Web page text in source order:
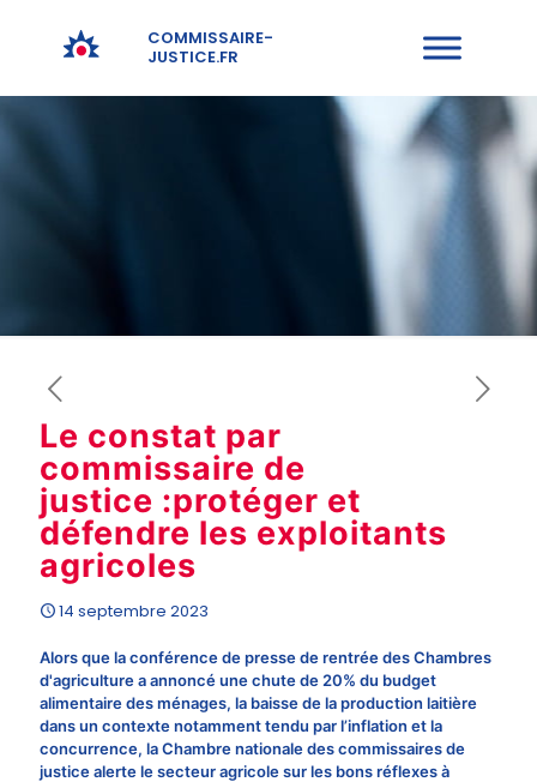
COMMISSAIRE-
JUSTICE.FR
Le constat par
commissaire de
justice :protéger et
défendre les exploitants
agricoles
14 septembre 2023
Alors que la conférence de presse de rentrée des Chambres
d'agriculture a annoncé une chute de 20% du budget
alimentaire des ménages, la baisse de la production laitière
dans un contexte notamment tendu par l’inflation et la
concurrence, la Chambre nationale des commissaires de
justice alerte le secteur agricole sur les bons réflexes à